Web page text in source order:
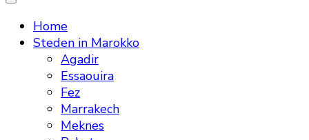
Home
Steden in Marokko
Agadir
Essaouira
Fez
Marrakech
Meknes